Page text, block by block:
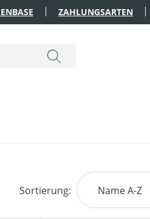
ZAHLUNGSARTEN
Sortierung: